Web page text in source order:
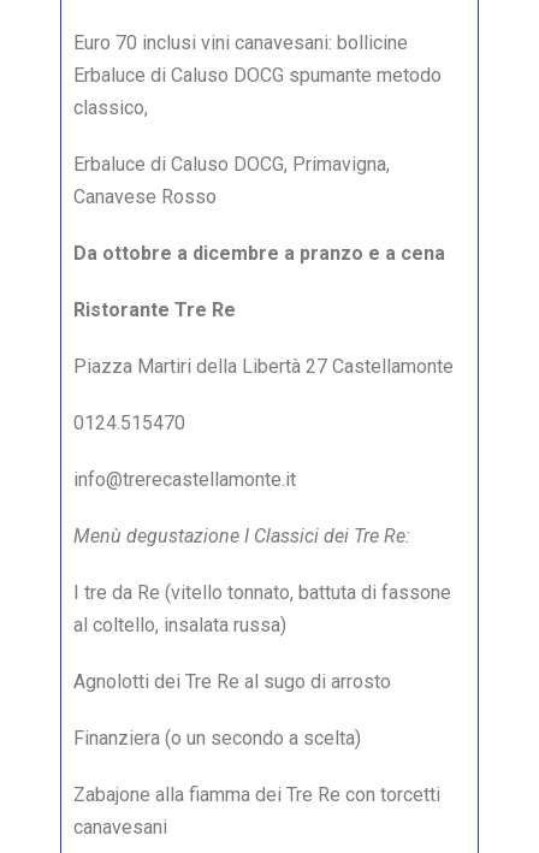
Euro 70 inclusi vini canavesani: bollicine
Erbaluce di Caluso DOCG spumante metodo
classico,
Erbaluce di Caluso DOCG, Primavigna,
Canavese Rosso
Da ottobre a dicembre a pranzo e a cena
Ristorante Tre Re
Piazza Martiri della Libertà 27 Castellamonte
0124.515470
info@trerecastellamonte.it
Menù degustazione I Classici dei Tre Re:
I tre da Re (vitello tonnato, battuta di fassone
al coltello, insalata russa)
Agnolotti dei Tre Re al sugo di arrosto
Finanziera (o un secondo a scelta)
Zabajone alla fiamma dei Tre Re con torcetti
canavesani